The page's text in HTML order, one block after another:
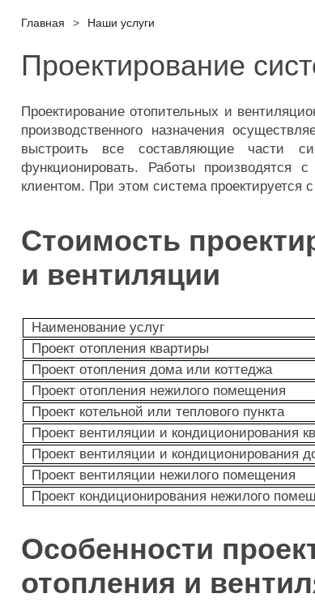
Главная > Наши услуги
Проектирование
Проектирование отопительных и
производственного назначения
выстроить все составляющие части
функционировать. Работы производятся с
клиентом. При этом система проектируется
Стоимость
и вентиляции
Наименование услуг
Проект отопления квартиры
Проект отопления дома или коттеджа
Проект отопления нежилого помещения
Проект котельной или теплового пункта
Проект вентиляции и кондиционирования
Проект вентиляции и кондиционирования
Проект вентиляции нежилого помещения
Проект кондиционирования нежилого
Особенности
отопления и